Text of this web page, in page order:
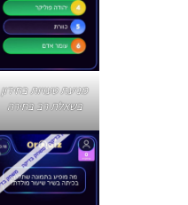
מניעת טעויות בחידון
בשאלת רב בחירה